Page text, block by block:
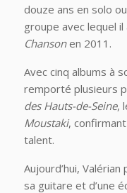
douze ans en solo
groupe avec lequel il
Chansonen 2011.
Avec cinq albums à
remporté plusieurs
des Hauts-de-Seine,
Moustaki,
talent.
Aujourd’hui,
sa guitare et d’une